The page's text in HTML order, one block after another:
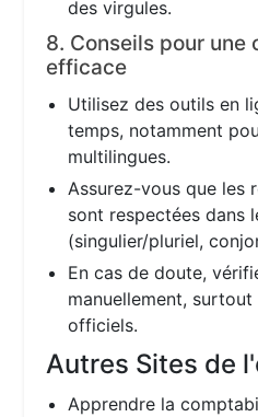
des virgules.
8. Conseils pour une
efficace
Utilisez des outils en
temps, notamment
multilingues.
Assurez-vous que les
sont respectées dans
(singulier/pluriel,
En cas de doute,
manuellement,
officiels.
Autres Sites de
Apprendre la